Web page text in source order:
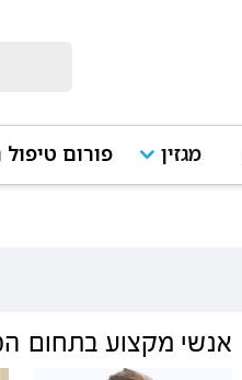
מגזין פורום טיפול
אנשי מקצוע בתחום